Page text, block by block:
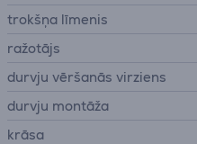
trokšņa līmenis
ražotājs
durvju vēršanās virziens
durvju montāža
krāsa